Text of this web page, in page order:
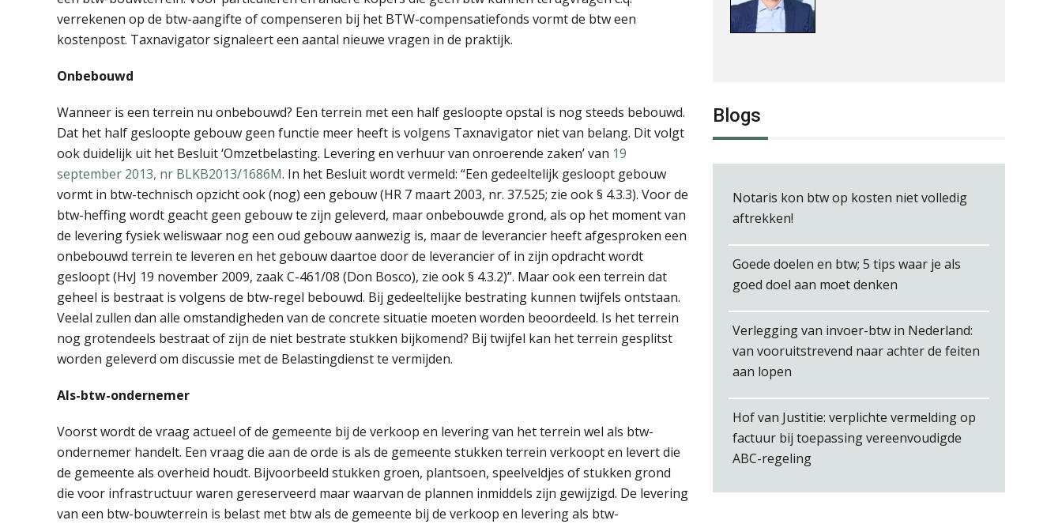
verrekenen op de btw-aangifte of compenseren bij het BTW-compensatiefonds vormt de btw een
kostenpost. Taxnavigator signaleert een aantal nieuwe vragen in de praktijk.
Onbebouwd
Wanneer is een terrein nu onbebouwd? Een terrein met een half gesloopte opstal is nog steeds bebouwd.
Dat het half gesloopte gebouw geen functie meer heeft is volgens Taxnavigator niet van belang. Dit volgt
ook duidelijk uit het Besluit ‘Omzetbelasting. Levering en verhuur van onroerende zaken’ van 19
september 2013, nr BLKB2013/1686M. In het Besluit wordt vermeld: “Een gedeeltelijk gesloopt gebouw
vormt in btw-technisch opzicht ook (nog) een gebouw (HR 7 maart 2003, nr. 37.525; zie ook § 4.3.3). Voor de
btw-heffing wordt geacht geen gebouw te zijn geleverd, maar onbebouwde grond, als op het moment van
de levering fysiek weliswaar nog een oud gebouw aanwezig is, maar de leverancier heeft afgesproken een
onbebouwd terrein te leveren en het gebouw daartoe door de leverancier of in zijn opdracht wordt
gesloopt (HvJ 19 november 2009, zaak C-461/08 (Don Bosco), zie ook § 4.3.2)”. Maar ook een terrein dat
geheel is bestraat is volgens de btw-regel bebouwd. Bij gedeeltelijke bestrating kunnen twijfels ontstaan.
Veelal zullen dan alle omstandigheden van de concrete situatie moeten worden beoordeeld. Is het terrein
nog grotendeels bestraat of zijn de niet bestrate stukken bijkomend? Bij twijfel kan het terrein gesplitst
worden geleverd om discussie met de Belastingdienst te vermijden.
Als-btw-ondernemer
Voorst wordt de vraag actueel of de gemeente bij de verkoop en levering van het terrein wel als btw-
ondernemer handelt. Een vraag die aan de orde is als de gemeente stukken terrein verkoopt en levert die
de gemeente als overheid houdt. Bijvoorbeeld stukken groen, plantsoen, speelveldjes of stukken grond
die voor infrastructuur waren gereserveerd maar waarvan de plannen inmiddels zijn gewijzigd. De levering
van een btw-bouwterrein is belast met btw als de gemeente bij de verkoop en levering als btw-
Hanneke Kroonenberg
Jasper van den Bergen
Bob van Leeuwen
Blogs
Notaris kon btw op kosten niet volledig
aftrekken!
Goede doelen en btw; 5 tips waar je als
goed doel aan moet denken
Verlegging van invoer-btw in Nederland:
van vooruitstrevend naar achter de feiten
aan lopen
Hof van Justitie: verplichte vermelding op
factuur bij toepassing vereenvoudigde
ABC-regeling